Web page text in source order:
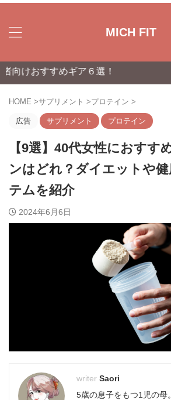
MICH FIT
めギア６選！
HOME >サプリメント >プロテイン >
広告 サプリメント プロテイン
【9選】40代女性におすす
ンはどれ？ダイエットや
テムを紹介
2024年6月6日
Saori
5歳の息子をもつ1児の母